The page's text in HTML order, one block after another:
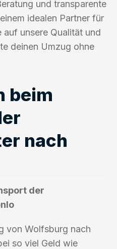
und transparente
idealen Partner für
auf unsere Qualität und
deinen Umzug ohne
beim
nach
der
von Wolfsburg nach
so viel Geld wie